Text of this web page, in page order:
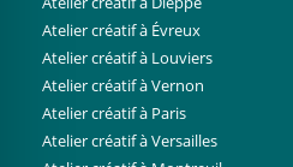
Atelier créatif à Évreux
Atelier créatif à Louviers
Atelier créatif à Vernon
Atelier créatif à Paris
Atelier créatif à Versailles